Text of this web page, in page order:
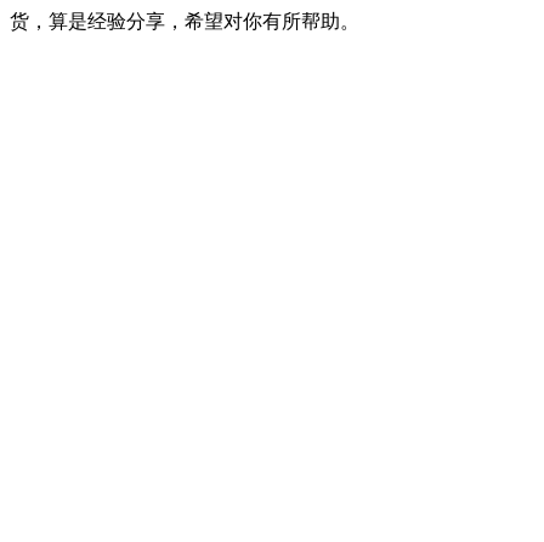
货，算是经验分享，希望对你有所帮助。